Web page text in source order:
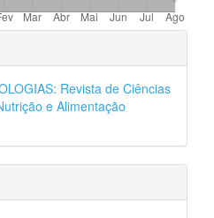
Revista de Ciências
e Alimentação